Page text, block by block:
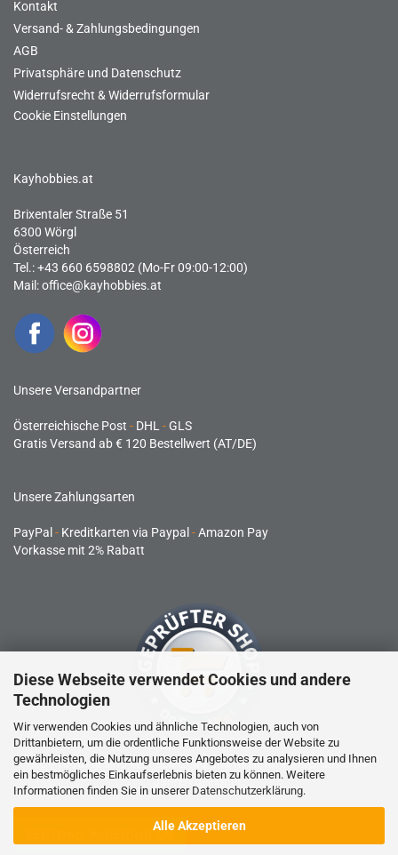
Diese Webseite verwendet Cookies und andere
Technologien
Wir verwenden Cookies und ähnliche Technologien, auch von
Drittanbietern, um die ordentliche Funktionsweise der Website zu
gewährleisten, die Nutzung unseres Angebotes zu analysieren und Ihnen
ein bestmögliches Einkaufserlebnis bieten zu können. Weitere
Informationen finden Sie in unserer Datenschutzerklärung.
Alle Akzeptieren
Kontakt
Versand- & Zahlungsbedingungen
AGB
Privatsphäre und Datenschutz
Widerrufsrecht & Widerrufsformular
Cookie Einstellungen
Kayhobbies.at
Brixentaler Straße 51
6300 Wörgl
Österreich
Tel.: +43 660 6598802 (Mo-Fr 09:00-12:00)
Mail:office@kayhobbies.at
Unsere Versandpartner
Österreichische Post - DHL -GLS
Gratis Versand ab € 120 Bestellwert (AT/DE)
Unsere Zahlungsarten
PayPal - Kreditkarten via Paypal -Amazon Pay
Vorkasse mit 2% Rabatt
RC-Produkte sind kein Spielzeug und nicht für Kinder unter 14
Jahren geeignet.
VERTRAG WIDERRUFEN